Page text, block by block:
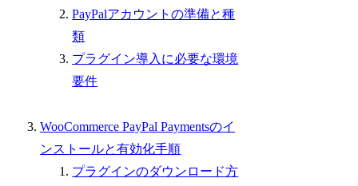
PayPalアカウントの準備と種
類
プラグイン導入に必要な環境
要件
WooCommerce PayPal Paymentsのイ
ンストールと有効化手順
プラグインのダウンロード方